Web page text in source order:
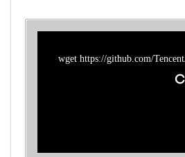
wget https://github.com/